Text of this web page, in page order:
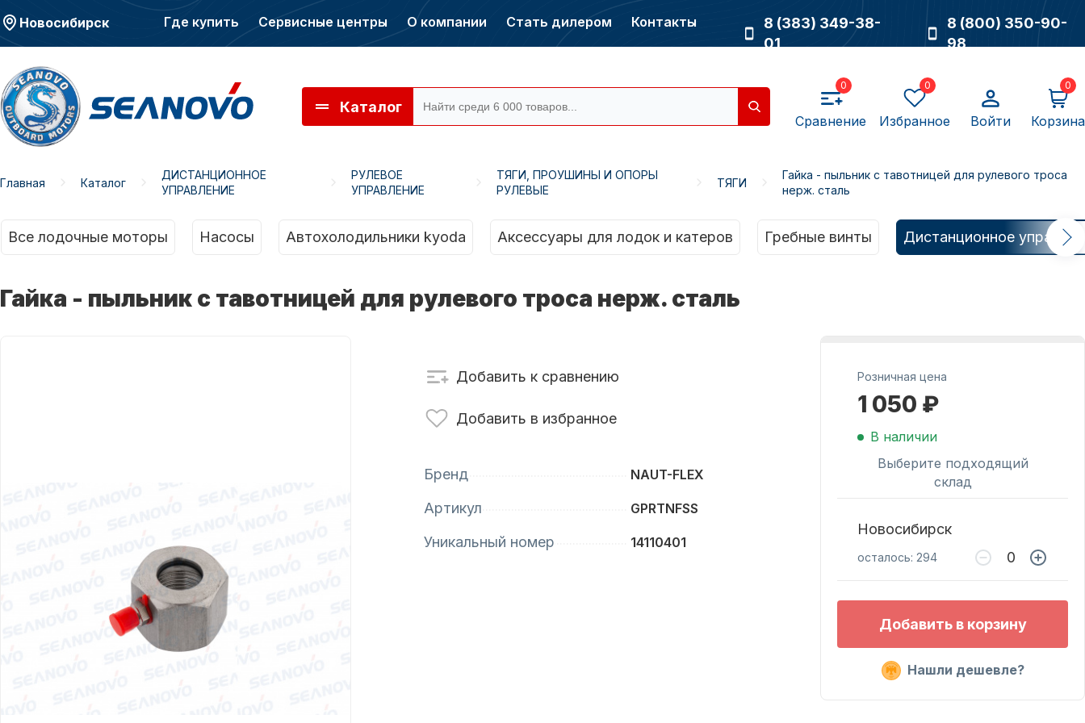
Новосибирск Где купить Сервисные центры О компании Стать дилером Контакты
8 (383) 349-38-
01
8 (800) 350-90-
98
Каталог
0
Сравнение
0
Избранное Войти
0
Корзина
Запчасти для ПЛМ
Масла для лодочных
моторов
Автохолодильник
для лодочных
моторов
Главная Каталог
ДИСТАНЦИОННОЕ
УПРАВЛЕНИЕ
РУЛЕВОЕ
УПРАВЛЕНИЕ
ТЯГИ, ПРОУШИНЫ И ОПОРЫ
РУЛЕВЫЕ
ТЯГИ
Гайка - пыльник с тавотницей для рулевого троса
нерж. сталь
Все лодочные моторы Насосы Автохолодильники kyoda Аксессуары для лодок и катеров Гребные винты Дистанционное
Гайка - пыльник с тавотницей для рулевого троса нерж. сталь
Добавить к сравнению
Добавить в избранное
Бренд NAUT-FLEX
Артикул GPRTNFSS
Уникальный номер 14110401
Розничная цена
1 050 ₽
В наличии
Выберите подходящий
склад
Новосибирск
осталось: 294
Добавить в корзину
Нашли дешевле?